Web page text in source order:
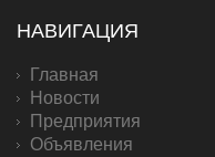
НАВИГАЦИЯ
Главная
Новости
Предприятия
Объявления